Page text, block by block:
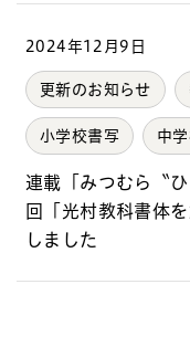
2024年12月9日
更新のお知らせ
小学校書写 中
連載「みつむら〝
回「光村教科書体
しました